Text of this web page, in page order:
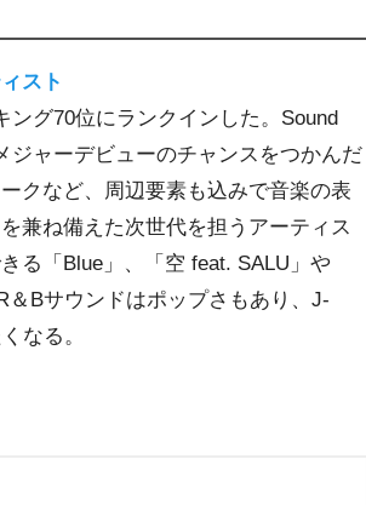
スト
グ70位にランクインした。Sound
ジャーデビューのチャンスをつかんだ
クなど、周辺要素も込みで音楽の表
兼ね備えた次世代を担うアーティス
きる「Blue」、「空 feat. SALU」
＆Bサウンドはポップさもあり、J-
なる。